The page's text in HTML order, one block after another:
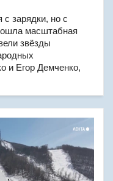
с зарядки, но с
масштабная
звёзды
и Егор Демченко,